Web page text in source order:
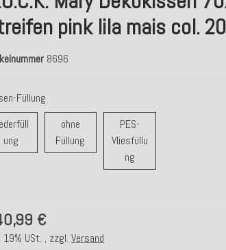
pink lila mais col.
8696
Füllung
ung Federfüllung
ohne
Füllung ohne Füllung
PES-
Vliesfüllu
ngPES-Vliesfüllung
€
19% USt. , zzgl.Versand